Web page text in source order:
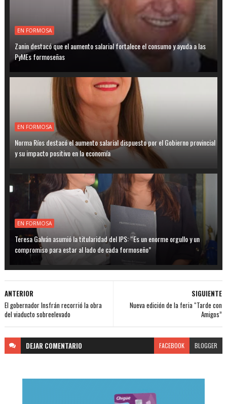
EN FORMOSA
Zanin destacó que el aumento salarial fortalece el consumo y ayuda a las
PyMEs formoseñas
EN FORMOSA
Norma Ríos destacó el aumento salarial dispuesto por el Gobierno provincial
y su impacto positivo en la economía
EN FORMOSA
Teresa Galván asumió la titularidad del IPS: “Es un enorme orgullo y un
compromiso para estar al lado de cada formoseño”
SIGUIENTE
Nueva edición de la feria “Tarde con
Amigos”
ANTERIOR
El gobernador Insfrán recorrió la obra
del viaducto sobreelevado
DEJAR COMENTARIO FACEBOOK BLOGGER